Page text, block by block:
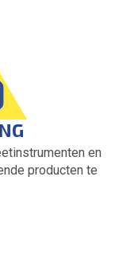
en
producten te